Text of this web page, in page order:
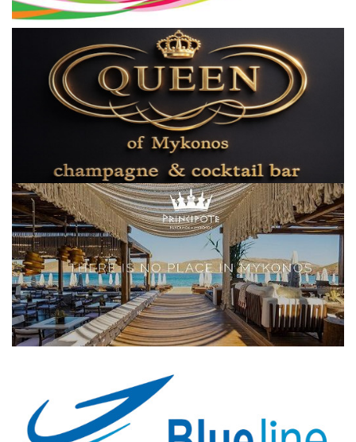
L’Art des Sens
Local Elections 2023
Elections 2023
Γλώσσα
Ελληνικά English